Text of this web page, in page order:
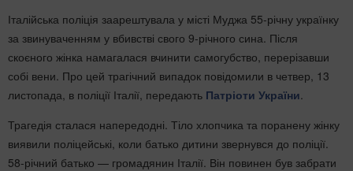
Італійська поліція заарештувала у місті Муджа 55-річну українку
за звинуваченням у вбивстві свого 9-річного сина. Після
скоєного жінка намагалася вчинити самогубство, перерізавши
собі вени. Про цей трагічний випадок повідомили в четвер, 13
листопада, в поліції Італії, передають Патріоти України.
Трагедія сталася напередодні. Тіло хлопчика та поранену жінку
виявили поліцейські, коли батько дитини звернувся до поліції.
58-річний батько — громадянин Італії. Він повинен був забрати